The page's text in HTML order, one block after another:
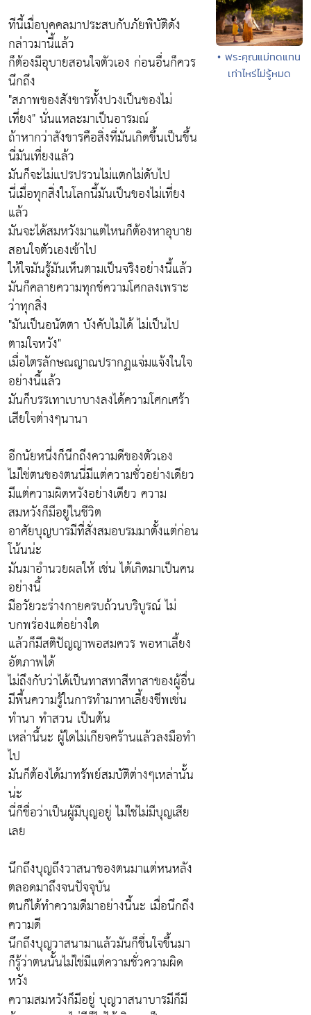
ทีนี้เมื่อบุคคลมาประสบกับภัยพิบัติดัง
กล่าวมานี้แล้ว
ก็ต้องมีอุบายสอนใจตัวเอง ก่อนอื่นก็ควร
นึกถึง
"สภาพของสังขารทั้งปวงเป็นของไม่
เที่ยง" นั่นแหละมาเป็นอารมณ์
ถ้าหากว่าสังขารคือสิ่งที่มันเกิดขึ้นเป็นขึ้น
นี่มันเที่ยงแล้ว
มันก็จะไม่แปรปรวนไม่แตกไม่ดับไป
นี่เมื่อทุกสิ่งในโลกนี้มันเป็นของไม่เที่ยง
แล้ว
มันจะได้สมหวังมาแต่ไหนก็ต้องหาอุบาย
สอนใจตัวเองเข้าไป
ให้ใจมันรู้มันเห็นตามเป็นจริงอย่างนี้แล้ว
มันก็คลายความทุกข์ความโศกลงเพราะ
ว่าทุกสิ่ง
"มันเป็นอนัตตา บังคับไม่ได้ ไม่เป็นไป
ตามใจหวัง"
เมื่อไตรลักษณญาณปรากฏแจ่มแจ้งในใจ
อย่างนี้แล้ว
มันก็บรรเทาเบาบางลงได้ความโศกเศร้า
เสียใจต่างๆนานา
อีกนัยหนึ่งก็นึกถึงความดีของตัวเอง
ไม่ใช่ตนของตนนี่มีแต่ความชั่วอย่างเดียว
มีแต่ความผิดหวังอย่างเดียว ความ
สมหวังก็มีอยู่ในชีวิต
อาศัยบุญบารมีที่สั่งสมอบรมมาตั้งแต่ก่อน
โน้นน่ะ
มันมาอำนวยผลให้ เช่น ได้เกิดมาเป็นคน
อย่างนี้
มีอวัยวะร่างกายครบถ้วนบริบูรณ์ ไม่
บกพร่องแต่อย่างใด
แล้วก็มีสติปัญญาพอสมควร พอหาเลี้ยง
อัตภาพได้
ไม่ถึงกับว่าได้เป็นทาสทาสีทาสาของผู้อื่น
มีพื้นความรู้ในการทำมาหาเลี้ยงชีพเช่น
ทำนา ทำสวน เป็นต้น
เหล่านี้นะ ผู้ใดไม่เกียจคร้านแล้วลงมือทำ
ไป
มันก็ต้องได้มาทรัพย์สมบัติต่างๆเหล่านั้น
น่ะ
นี่ก็ชื่อว่าเป็นผู้มีบุญอยู่ ไม่ใช่ไม่มีบุญเสีย
เลย
นึกถึงบุญถึงวาสนาของตนมาแต่หนหลัง
ตลอดมาถึงจนปัจจุบัน
ตนก็ได้ทำความดีมาอย่างนี้นะ เมื่อนึกถึง
ความดี
นึกถึงบุญวาสนามาแล้วมันก็ชื่นใจขึ้นมา
ก็รู้ว่าตนนั้นไม่ใช่มีแต่ความชั่วความผิด
หวัง
ความสมหวังก็มีอยู่ บุญวาสนาบารมีก็มี
• พระคุณแม่ทดแทน
เท่าไหร่ไม่รู้หมด